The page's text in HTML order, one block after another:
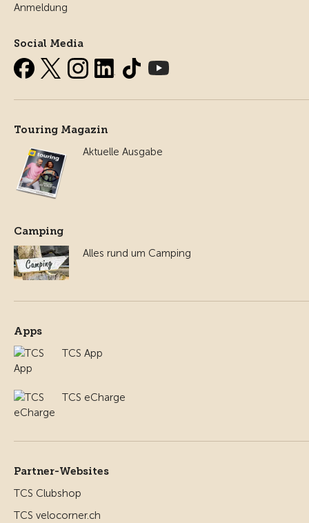
Anmeldung
Social Media
Touring Magazin
Aktuelle Ausgabe
Camping
Alles rund um Camping
Apps
TCS App
TCS eCharge
Partner-Websites
TCS Clubshop
TCS velocorner.ch